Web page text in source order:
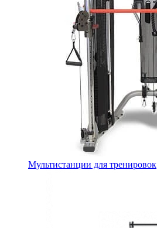
Мультистанции для тренировок